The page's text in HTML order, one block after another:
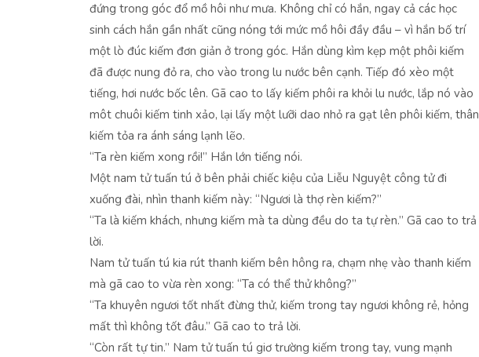
đứng trong góc đổ mồ hôi như mưa. Không chỉ có hắn, ngay cả các học
sinh cách hắn gần nhất cũng nóng tới mức mồ hôi đầy đầu – vì hắn bố trí
một lò đúc kiếm đơn giản ở trong góc. Hắn dùng kìm kẹp một phôi kiếm
đã được nung đỏ ra, cho vào trong lu nước bên cạnh. Tiếp đó xèo một
tiếng, hơi nước bốc lên. Gã cao to lấy kiếm phôi ra khỏi lu nước, lắp nó vào
môt chuôi kiếm tinh xảo, lại lấy một lưỡi dao nhỏ ra gạt lên phôi kiếm, thân
kiếm tỏa ra ánh sáng lạnh lẽo.
“Ta rèn kiếm xong rồi!” Hắn lớn tiếng nói.
Một nam tử tuấn tú ở bên phải chiếc kiệu của Liễu Nguyệt công tử đi
xuống đài, nhìn thanh kiếm này: “Ngươi là thợ rèn kiếm?”
“Ta là kiếm khách, nhưng kiếm mà ta dùng đều do ta tự rèn.” Gã cao to trả
lời.
Nam tử tuấn tú kia rút thanh kiếm bên hông ra, chạm nhẹ vào thanh kiếm
mà gã cao to vừa rèn xong: “Ta có thể thử không?”
“Ta khuyên ngươi tốt nhất đừng thử, kiếm trong tay ngươi không rẻ, hỏng
mất thì không tốt đâu.” Gã cao to trả lời.
“Còn rất tự tin.” Nam tử tuấn tú giơ trường kiếm trong tay, vung mạnh